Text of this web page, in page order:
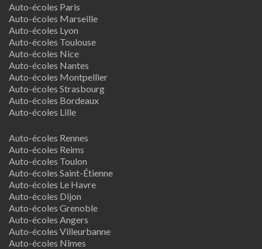
Auto-écoles Paris
Auto-écoles Marseille
Auto-écoles Lyon
Auto-écoles Toulouse
Auto-écoles Nice
Auto-écoles Nantes
Auto-écoles Montpellier
Auto-écoles Strasbourg
Auto-écoles Bordeaux
Auto-écoles Lille
Auto-écoles Rennes
Auto-écoles Reims
Auto-écoles Toulon
Auto-écoles Saint-Étienne
Auto-écoles Le Havre
Auto-écoles Dijon
Auto-écoles Grenoble
Auto-écoles Angers
Auto-écoles Villeurbanne
Auto-écoles Nîmes